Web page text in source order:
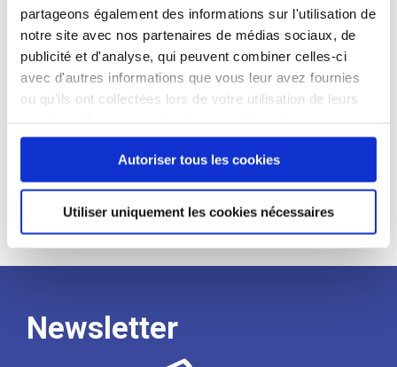
partageons également des informations sur l'utilisation de
notre site avec nos partenaires de médias sociaux, de
publicité et d'analyse, qui peuvent combiner celles-ci
avec d'autres informations que vous leur avez fournies
ou qu'ils ont collectées lors de votre utilisation de leurs
continuez à utiliser notre site Web.
Autoriser tous les cookies
Utiliser uniquement les cookies nécessaires
Profil recherché :
Expérience :
Processus
de
recrutement
Newsletter